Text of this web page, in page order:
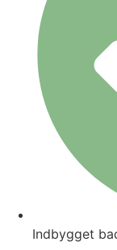
Indbygget